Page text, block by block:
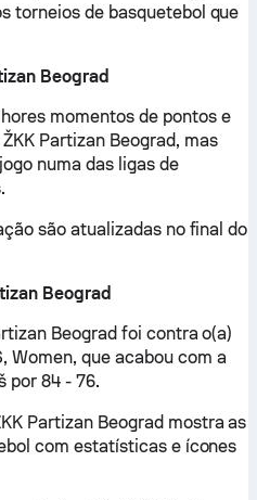
torneios de basquetebol que
Beograd
momentos de pontos e
Partizan Beograd, mas
numa das ligas de
são atualizadas no final do
Beograd
Beograd foi contra o(a)
Women, que acabou com a
por 84 - 76.
Partizan Beograd mostra as
com estatísticas e ícones